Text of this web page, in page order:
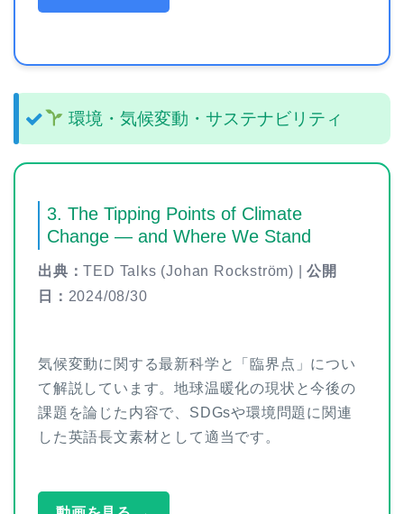
環境・気候変動・サステナビリティ
3. The Tipping Points of Climate
Change — and Where We Stand
出典：TED Talks (Johan Rockström) |公開
日： 2024/08/30
気候変動に関する最新科学と「臨界点」につい
て解説しています。地球温暖化の現状と今後の
課題を論じた内容で、SDGsや環境問題に関連
した英語長文素材として適当です。